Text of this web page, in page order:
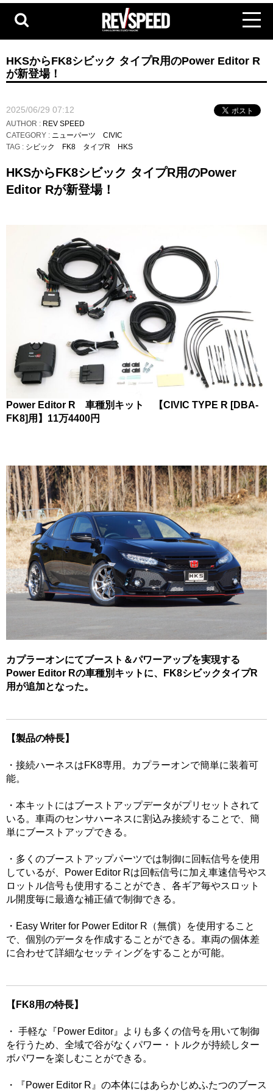
HKSからFK8シビック タイプR用のPower Editor R
が新登場！
2025/06/29 07:12
AUTHOR : REV SPEED
CATEGORY : ニューパーツ
CIVIC
TAG : シビック FK8 タイプR HKS
HKSからFK8シビック タイプR用のPower
Editor Rが新登場！
Power Editor R 車種別キット 【CIVIC TYPE R [DBA-
FK8]用】11万4400円
カプラーオンにてブースト＆パワーアップを実現する
Power Editor Rの車種別キットに、FK8シビックタイプR
用が追加となった。
【製品の特長】
・接続ハーネスはFK8専用。カプラーオンで簡単に装着可
能。
・本キットにはブーストアップデータがプリセットされて
いる。車両のセンサハーネスに割込み接続することで、簡
単にブーストアップできる。
・多くのブーストアップパーツでは制御に回転信号を使用
しているが、Power Editor Rは回転信号に加え車速信号やス
ロットル信号も使用することができ、各ギア毎やスロット
ル開度毎に最適な補正値で制御できる。
・Easy Writer for Power Editor R（無償）を使用すること
で、個別のデータを作成することができる。車両の個体差
に合わせて詳細なセッティングをすることが可能。
【FK8用の特長】
・ 手軽な『Power Editor』よりも多くの信号を用いて制御
を行うため、全域で谷がなくパワー・トルクが持続しター
ボパワーを楽しむことができる。
・『Power Editor R』の本体にはあらかじめふたつのブース